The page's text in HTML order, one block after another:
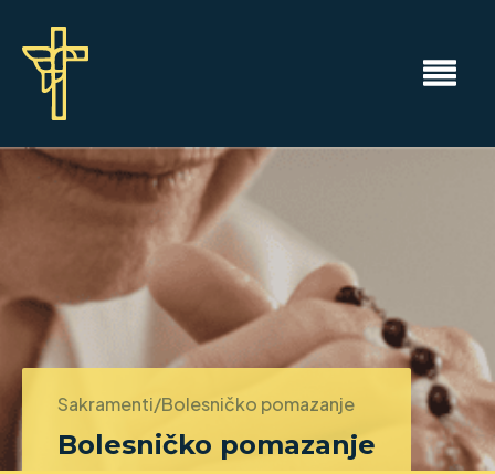
Sakramenti/Bolesničko pomazanje
Bolesničko pomazanje